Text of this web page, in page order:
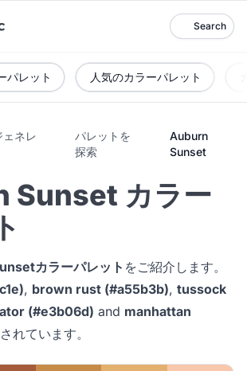
Search
パレット 人気のカラーパレット
ネレ
パレットを
探索
Auburn
Sunset
Sunset カラー
カラーパレット をご紹介します。
, brown rust (#a55b3b), tussock
(#e3b06d) and manhattan
れています。